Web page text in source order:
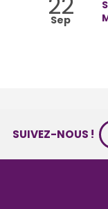
Sep
SUIVEZ-NOUS !